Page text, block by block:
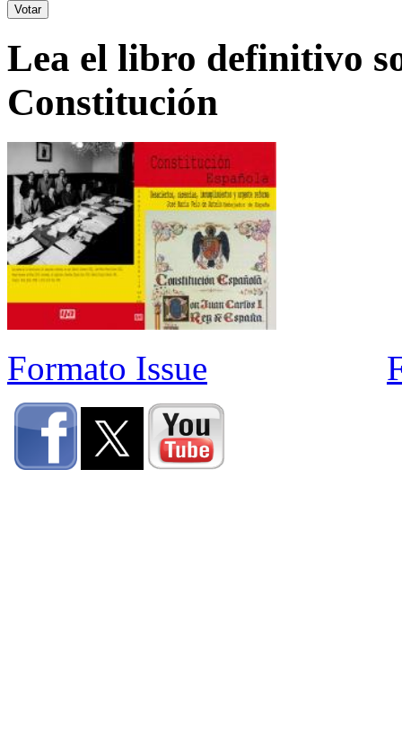
Lea el libro definitivo
Constitución
Formato Issue